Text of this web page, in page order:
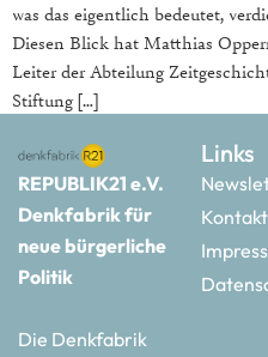
was das eigentlich bedeutet,
Diesen Blick hat Matthias
Leiter der Abteilung
Stiftung […]
REPUBLIK21 e.V.
Denkfabrik für
neue bürgerliche
Politik
Die Denkfabrik
Links
Kontakt